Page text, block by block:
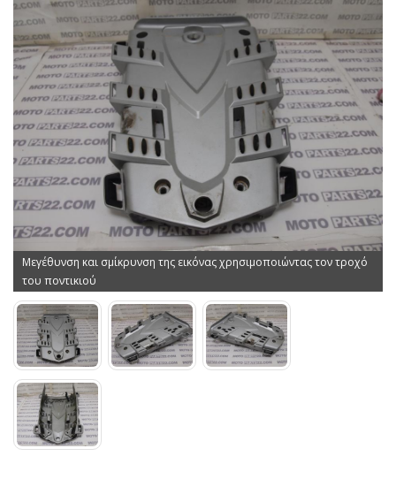
Μεγέθυνση και σμίκρυνση της εικόνας χρησιμοποιώντας τον τροχό
του ποντικιού